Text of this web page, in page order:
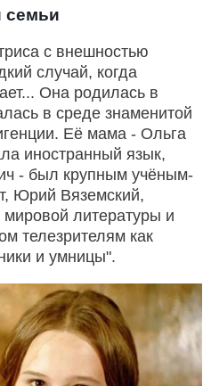
семьи
с внешностью
случай, когда
Она родилась в
в среде знаменитой
Её мама - Ольга
иностранный язык,
- был крупным учёным-
Юрий Вяземский,
литературы и
телезрителям как
и умницы".